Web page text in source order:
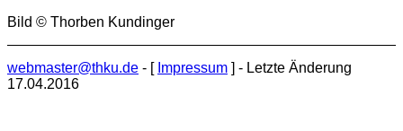
Bild © Thorben Kundinger
webmaster@thku.de - [ Impressum ] - Letzte Änderung
17.04.2016